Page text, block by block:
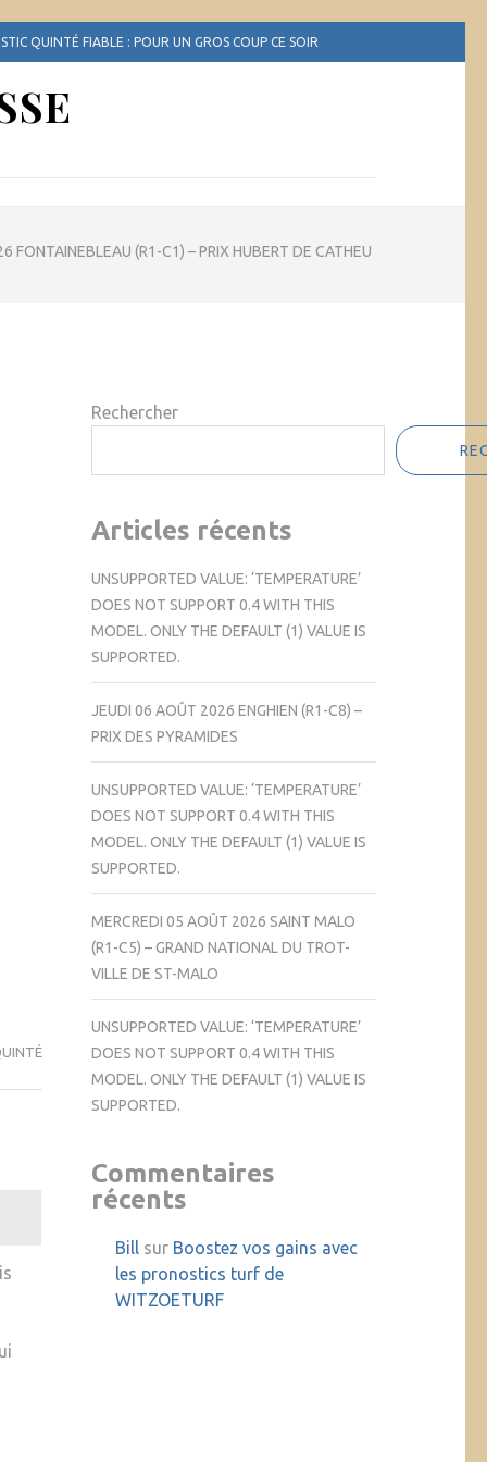
QUINTÉ FIABLE : POUR UN GROS COUP CE SOIR
FONTAINEBLEAU (R1-C1) – PRIX HUBERT DE CATHEU
Rechercher
Articles récents
UNSUPPORTED VALUE: ‘TEMPERATURE’
DOES NOT SUPPORT 0.4 WITH THIS
MODEL. ONLY THE DEFAULT (1) VALUE IS
SUPPORTED.
JEUDI 06 AOÛT 2026 ENGHIEN (R1-C8) –
PRIX DES PYRAMIDES
UNSUPPORTED VALUE: ‘TEMPERATURE’
DOES NOT SUPPORT 0.4 WITH THIS
MODEL. ONLY THE DEFAULT (1) VALUE IS
SUPPORTED.
MERCREDI 05 AOÛT 2026 SAINT MALO
(R1-C5) – GRAND NATIONAL DU TROT-
VILLE DE ST-MALO
UNSUPPORTED VALUE: ‘TEMPERATURE’
DOES NOT SUPPORT 0.4 WITH THIS
MODEL. ONLY THE DEFAULT (1) VALUE IS
SUPPORTED.
Commentaires
récents
Billsur Boostez vos gains avec
les pronostics turf de
WITZOETURF